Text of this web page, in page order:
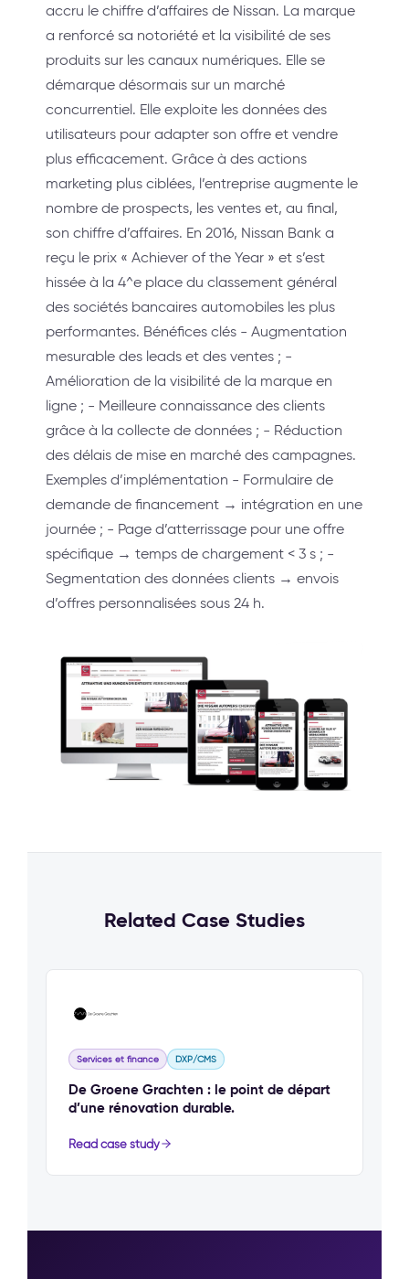
accru le chiffre d’affaires de Nissan. La marque
a renforcé sa notoriété et la visibilité de ses
produits sur les canaux numériques. Elle se
démarque désormais sur un marché
concurrentiel. Elle exploite les données des
utilisateurs pour adapter son offre et vendre
plus efficacement. Grâce à des actions
marketing plus ciblées, l’entreprise augmente le
nombre de prospects, les ventes et, au final,
son chiffre d’affaires. En 2016, Nissan Bank a
reçu le prix « Achiever of the Year » et s’est
hissée à la 4^e place du classement général
des sociétés bancaires automobiles les plus
performantes. Bénéfices clés - Augmentation
mesurable des leads et des ventes ; -
Amélioration de la visibilité de la marque en
ligne ; - Meilleure connaissance des clients
grâce à la collecte de données ; - Réduction
des délais de mise en marché des campagnes.
Exemples d’implémentation - Formulaire de
demande de financement → intégration en une
journée ; - Page d’atterrissage pour une offre
spécifique → temps de chargement < 3 s ; -
Segmentation des données clients → envois
d’offres personnalisées sous 24 h.
Related Case Studies
Services et finance DXP/CMS
De Groene Grachten : le point de départ
d’une rénovation durable.
Read case study